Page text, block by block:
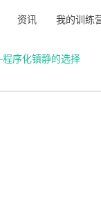
资讯 我的训练
序化镇静的选择